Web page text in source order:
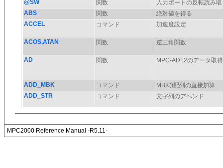
MPC2000 Reference Manual -R5.11-